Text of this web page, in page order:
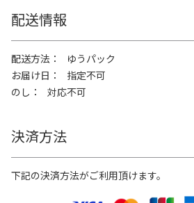
配送情報
配送方法
ゆうパック
お届け日
指定不可
のし
対応不可
決済方法
下記の決済方法がご利用頂けます。